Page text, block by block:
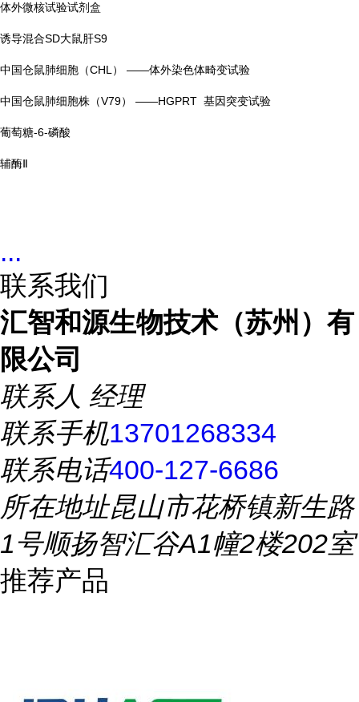
体外微核试验试剂盒
诱导混合SD大鼠肝S9
中国仓鼠肺细胞（CHL） ——体外染色体畸变试验
中国仓鼠肺细胞株（V79） ——HGPRT 基因突变试验
葡萄糖-6-磷酸
辅酶Ⅱ
...
联系我们
汇智和源生物技术（苏州）有
限公司
联系人 经理
联系手机13701268334
联系电话400-127-6686
所在地址昆山市花桥镇新生路
1号顺扬智汇谷A1幢2楼202室
推荐产品